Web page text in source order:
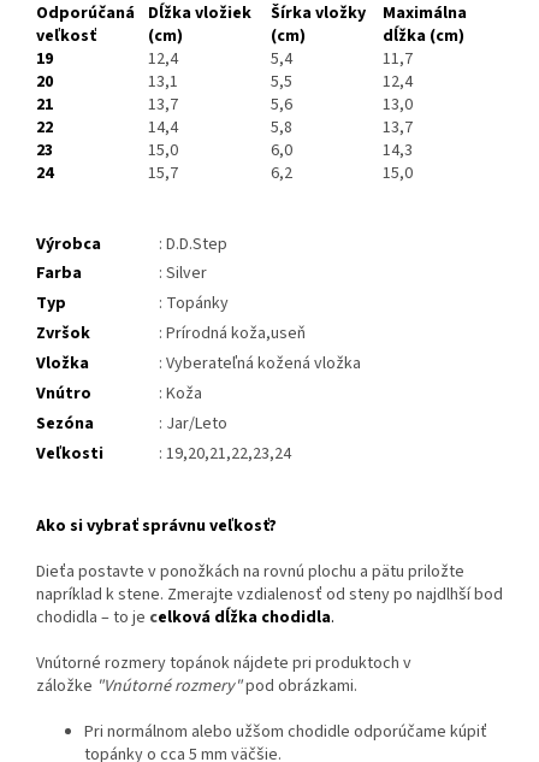
Odporúčaná
veľkosť
19
20
21
22
23
24
Dĺžka vložiek
(cm)
12,4
13,1
13,7
14,4
15,0
15,7
Šírka vložky
(cm)
5,4
5,5
5,6
5,8
6,0
6,2
Maximálna
dĺžka (cm)
11,7
12,4
13,0
13,7
14,3
15,0
Výrobca
: D.D.Step
Farba
: Silver
Typ
: Topánky
Zvršok
: Prírodná koža,useň
Vložka
: Vyberateľná kožená vložka
Vnútro
: Koža
Sezóna
: Jar/Leto
Veľkosti
: 19,20,21,22,23,24
Ako si vybrať správnu veľkosť?
Dieťa postavte v ponožkách na rovnú plochu a pätu priložte
napríklad k stene. Zmerajte vzdialenosť od steny po najdlhší bod
chodidla – to je celková dĺžka chodidla.
Vnútorné rozmery topánok nájdete pri produktoch v
záložke "Vnútorné rozmery"pod obrázkami.
Pri normálnom alebo užšom chodidle odporúčame kúpiť
topánky o cca 5 mm väčšie.